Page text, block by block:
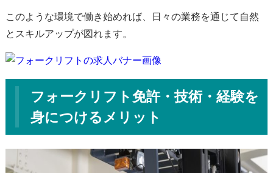
このような環境で働き始めれば、日々の業務を通じて自然
とスキルアップが図れます。
フォークリフト免許・技術・経験を
身につけるメリット